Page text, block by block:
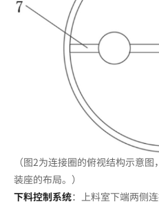
（图2为连接圈的俯视结构示意
装座的布局。）
下料控制系统：上料室下端两侧